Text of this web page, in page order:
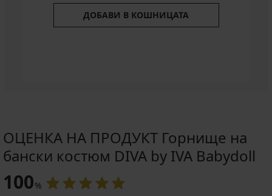
ДОБАВИ В КОШНИЦАТА
ОЦЕНКА НА ПРОДУКТ Горнище на
бански костюм DIVA by IVA Babydoll
100%